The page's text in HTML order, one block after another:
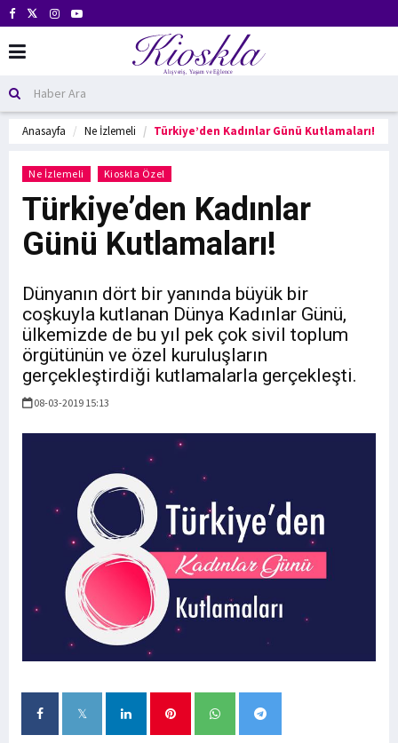
Anasayfa Ne İzlemeli Türkiye’den Kadınlar Günü Kutlamaları!
Ne İzlemeli Kioskla Özel
Türkiye’den Kadınlar
Günü Kutlamaları!
Dünyanın dört bir yanında büyük bir
coşkuyla kutlanan Dünya Kadınlar Günü,
ülkemizde de bu yıl pek çok sivil toplum
örgütünün ve özel kuruluşların
gerçekleştirdiği kutlamalarla gerçekleşti.
08-03-2019 15:13